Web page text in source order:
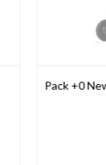
Pack +0